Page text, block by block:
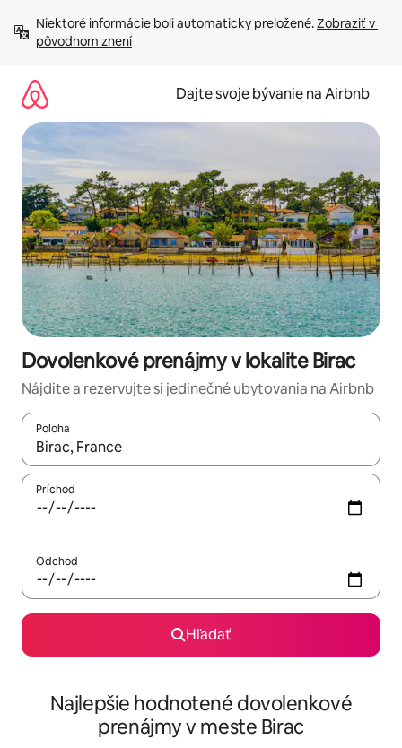
obsah.
Niektoré informácie boli automaticky preložené. Zobraziť v
pôvodnom znení
Dajte svoje bývanie na Airbnb
Dovolenkové prenájmy v lokalite Birac
Nájdite a rezervujte si jedinečné ubytovania na Airbnb
Poloha
Keď budú výsledky k dispozícii, môžete si ich prechádzať
Príchod
Odchod
Hľadať
Najlepšie hodnotené dovolenkové
prenájmy v meste Birac